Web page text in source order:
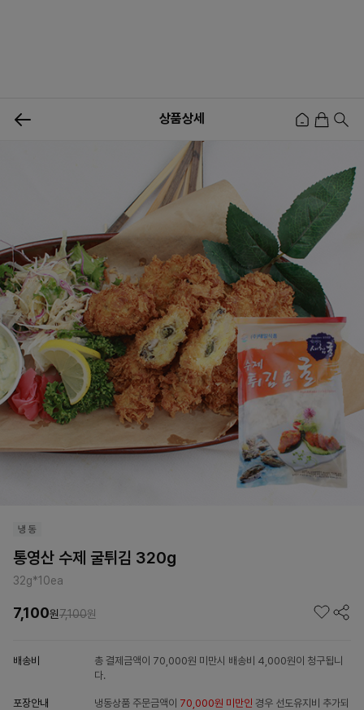
사업자등업신청
상품상세
통영산 수제 굴튀김 320g
32g*10ea
7,100원7,100원
배송비
총 결제금액이 70,000원 미만시 배송비 4,000원이 청구됩니
다.
포장안내 냉동상품 주문금액이 70,000원 미만인 경우 선도유지비 추가되